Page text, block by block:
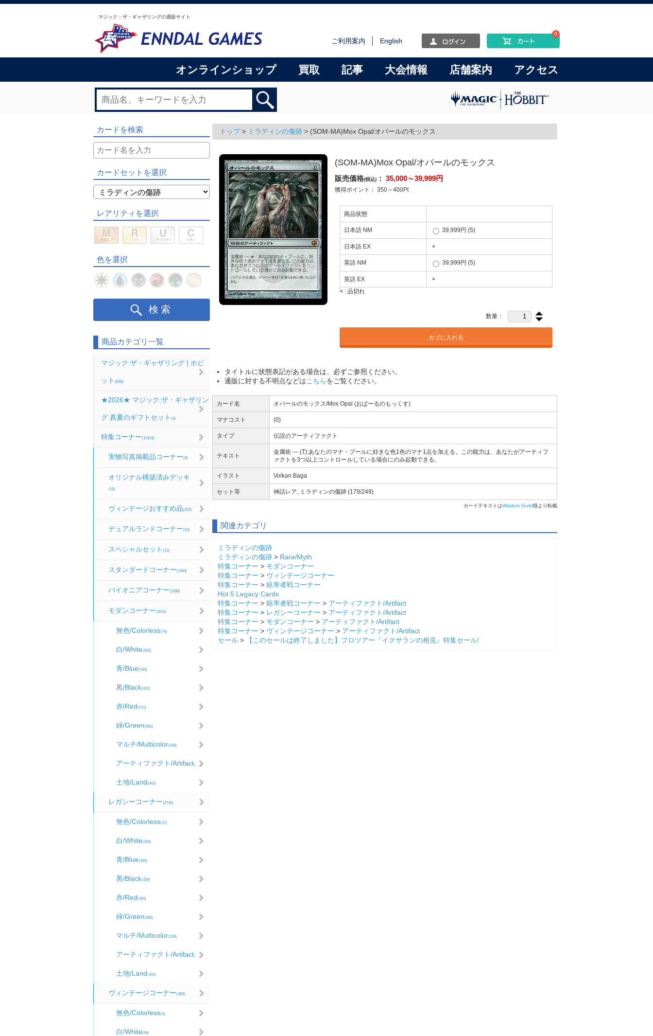
マジック：ザ・ギャザリングの通販サイト
ご利用案内 English
0
オンラインショップ 買取 記事 大会情報 店舗案内 アクセス
カードを検索
カードセットを選択
レアリティを選択
色を選択
検索
商品カテゴリ一覧
マジック:ザ・ギャザリング | ホビ
ット (848)
★2026★ マジック:ザ・ギャザリン
グ 真夏のギフトセット (4)
特集コーナー(12131)
実物写真掲載品コーナー(8)
オリジナル構築済みデッキ
(18)
ヴィンテージおすすめ品(153)
デュアルランドコーナー(62)
スペシャルセット (12)
スタンダードコーナー(1484)
パイオニアコーナー(2398)
モダンコーナー(4541)
無色/Colorless(74)
白/White(500)
青/Blue(530)
黒/Black(402)
赤/Red(571)
緑/Green(581)
マルチ/Multicolor(459)
アーティファクト/Artifact(481)
土地/Land(943)
レガシーコーナー(2710)
無色/Colorless(37)
白/White(288)
青/Blue(406)
黒/Black(339)
赤/Red(384)
緑/Green(380)
マルチ/Multicolor(234)
アーティファクト/Artifact(281)
土地/Land(361)
ヴィンテージコーナー(489)
無色/Colorless(4)
白/White(58)
トップ> ミラディンの傷跡 > (SOM-MA)Mox Opal/オパールのモックス
(SOM-MA)Mox Opal/オパールのモックス
販売価格(税込) ： 35,000～39,999円
獲得ポイント： 350～400Pt
商品状態
日本語 NM 39,999円 (5)
日本語 EX ×
英語 NM 39,999円 (5)
英語 EX
×
× : 品切れ
数量：
カゴに入れる
タイトルに状態表記がある場合は、必ずご参照ください。
通販に対する不明点などはこちらをご覧ください。
カード名 オパールのモックス/Mox Opal (おぱーるのもっくす)
マナコスト (0)
タイプ 伝説のアーティファクト
テキスト
金属術 ― (T):あなたのマナ・プールに好きな色1色のマナ1点を加える。この能力は、あなたがアーティフ
ァクトを3つ以上コントロールしている場合にのみ起動できる。
イラスト Volkan Baga
セット等 神話レア, ミラディンの傷跡 (179/249)
カードテキストはWisdom Guild様より転載
関連カテゴリ
ミラディンの傷跡
ミラディンの傷跡 > Rare/Myth
特集コーナー > モダンコーナー
特集コーナー > ヴィンテージコーナー
特集コーナー > 統率者戦コーナー
Hot 5 Legacy Cards
特集コーナー > 統率者戦コーナー > アーティファクト/Artifact
特集コーナー > レガシーコーナー > アーティファクト/Artifact
特集コーナー > モダンコーナー > アーティファクト/Artifact
特集コーナー > ヴィンテージコーナー > アーティファクト/Artifact
セール > 【このセールは終了しました】プロツアー『イクサランの相克』特集セール!